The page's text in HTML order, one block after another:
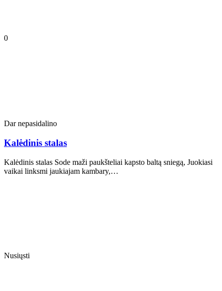
0
Dar nepasidalino
Kalėdinis stalas
Kalėdinis stalas Sode maži paukšteliai kapsto baltą sniegą, Juokiasi
vaikai linksmi jaukiajam kambary,…
Nusiųsti